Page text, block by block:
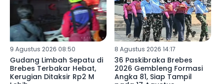
9 Agustus 2026 08:50
Gudang Limbah Sepatu di
Brebes Terbakar Hebat,
Kerugian Ditaksir Rp2 M
8 Agustus 2026 14:17
36 Paskibraka Brebes
2026 Gembleng Formasi
Angka 81, Siap Tampil